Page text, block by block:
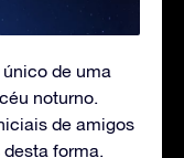
de uma
noturno.
de amigos
forma.